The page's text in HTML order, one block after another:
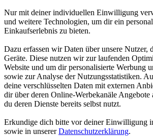
Nur mit deiner individuellen Einwilligung
und weitere Technologien, um dir ein
Einkaufserlebnis zu bieten.
Dazu erfassen wir Daten über unsere Nutzer,
Geräte. Diese nutzen wir zur laufenden
Website und um dir personalisierte Werbung
sowie zur Analyse der Nutzungsstatistiken.
deine verschlüsselten Daten mit externen
dir über deren Online-Werbekanäle Angebote
du deren Dienste bereits selbst nutzt.
Erkundige dich bitte vor deiner Einwilligung
sowie in unsererDatenschutzerklärung.